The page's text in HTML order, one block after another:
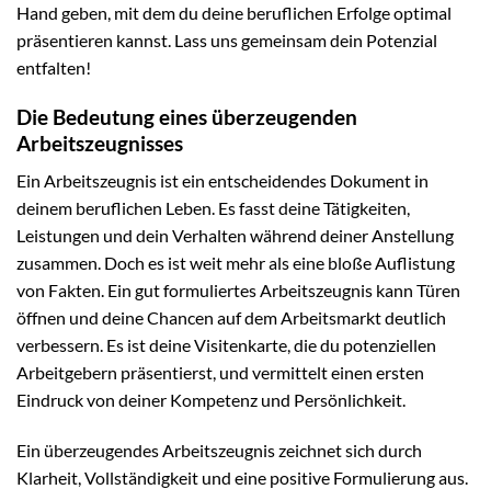
Hand geben, mit dem du deine beruflichen Erfolge optimal
präsentieren kannst. Lass uns gemeinsam dein Potenzial
entfalten!
Die Bedeutung eines überzeugenden
Arbeitszeugnisses
Ein Arbeitszeugnis ist ein entscheidendes Dokument in
deinem beruflichen Leben. Es fasst deine Tätigkeiten,
Leistungen und dein Verhalten während deiner Anstellung
zusammen. Doch es ist weit mehr als eine bloße Auflistung
von Fakten. Ein gut formuliertes Arbeitszeugnis kann Türen
öffnen und deine Chancen auf dem Arbeitsmarkt deutlich
verbessern. Es ist deine Visitenkarte, die du potenziellen
Arbeitgebern präsentierst, und vermittelt einen ersten
Eindruck von deiner Kompetenz und Persönlichkeit.
Ein überzeugendes Arbeitszeugnis zeichnet sich durch
Klarheit, Vollständigkeit und eine positive Formulierung aus.